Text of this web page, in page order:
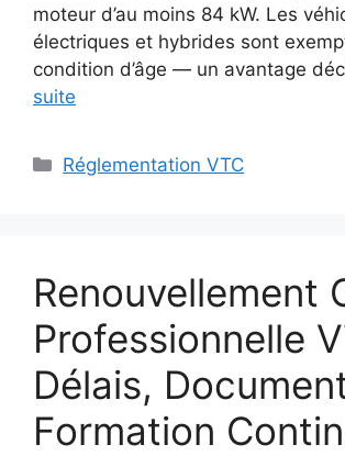
moteur d’au moins 84 kW. Les
électriques et hybrides sont
condition d’âge — un avantage
suite
Catégories
Réglementation VTC
Renouvellement
Professionnelle
Délais,
Formation